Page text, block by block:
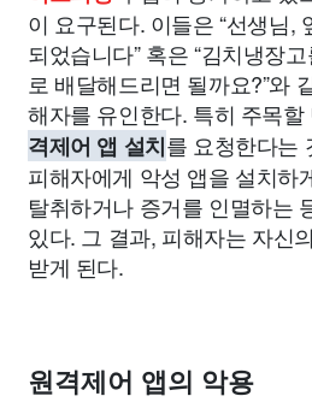
이 요구된다. 이들은 “선생님,
되었습니다” 혹은 “김치냉장
로 배달해드리면 될까요?”와
해자를 유인한다. 특히 주목
격제어 앱 설치를 요청한다는
피해자에게 악성 앱을 설치하
탈취하거나 증거를 인멸하는
있다. 그 결과, 피해자는 자신
받게 된다.
원격제어 앱의 악용